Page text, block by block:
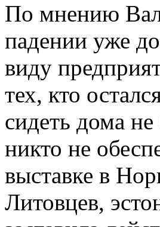
По мнению
падении уже
виду
тех, кто
сидеть дома
никто не
выставке в
Литовцев,